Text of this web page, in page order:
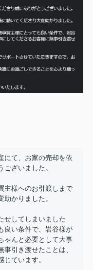
にて、お家の売却を依
ざいました。
主様へのお引渡しまで
かりました。
せしてしまいました
良い条件で、岩谷様が
ゃんと必要として大事
引き渡せたことは、
ています。